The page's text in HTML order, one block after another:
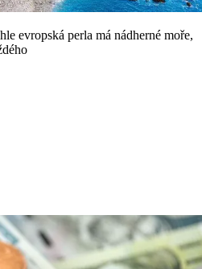
evropská perla má nádherné moře,